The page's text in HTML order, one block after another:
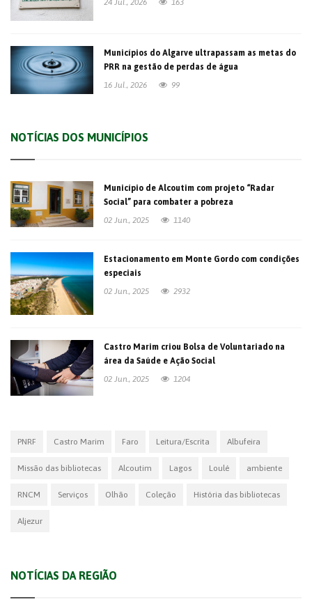
Municípios do Algarve ultrapassam as metas do
PRR na gestão de perdas de água
16 Jul., 2026
99
NOTÍCIAS DOS MUNICÍPIOS
Município de Alcoutim com projeto “Radar
Social” para combater a pobreza
02 Jun., 2025
1140
Estacionamento em Monte Gordo com condições
especiais
02 Jun., 2025
2932
Castro Marim criou Bolsa de Voluntariado na
área da Saúde e Ação Social
02 Jun., 2025
1204
PNRF Castro Marim Faro Leitura/Escrita Albufeira
Missão das bibliotecas Alcoutim Lagos Loulé ambiente
RNCM Serviços Olhão Coleção História das bibliotecas
Aljezur
NOTÍCIAS DA REGIÃO